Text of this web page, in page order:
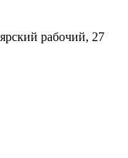
рабочий, 27